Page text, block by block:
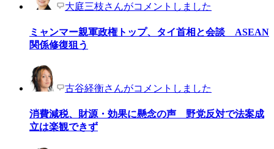
大庭三枝さんがコメントしました
ミャンマー親軍政権トップ、タイ首相と会談 ASEAN
関係修復狙う
古谷経衡さんがコメントしました
消費減税、財源・効果に懸念の声 野党反対で法案成
立は楽観できず